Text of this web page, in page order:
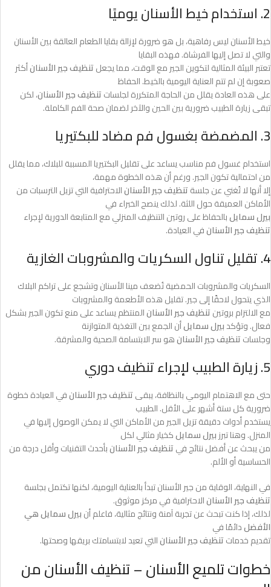
2. استخدام خيط الأسنان يوميًا
خيط الأسنان ليس رفاهية، بل هو ضرورة لإزالة بقايا الطعام العالقة بين الأسنان
والتي لا تصل إليها الفرشاة. فهذه البقايا
تعتبر البيئة المثالية لتكوين الجير مع الوقت، مما يجعلتنظيف جير الأسنانأكثر
صعوبة إن لم تتم العناية اليومية بالخيط. الحفاظ
على هذه العادة يقلل من الحاجة المتكررة لجلساتتنظيف جير الأسنان، لكن
تبقى زيارة الطبيب ضرورية بين الحين والآخر لضمان صحة الفم الكاملة.
3. المضمضة بغسول فم مضاد للبكتيريا
استخدام غسول فم مناسب يساعد على تقليل البكتيريا المسببة للبلاك، مما يقلل
من احتمالية تكون الجير. ورغم أن هذه الخطوة مهمة،
إلا أنها لا تُغني عن جلسةتنظيف جير الأسنانالاحترافية التي تزيل الترسبات من
الأماكن العميقة حول اللثة. لذلك ينصح الخبراء في
بيرل سمايلبالحفاظ على روتين التنظيف المنزلي مع المتابعة الدورية لإجراء
تنظيف جير الأسنانفي العيادة.
4. تقليل تناول السكريات والمشروبات الغازية
السكريات والمشروبات الحمضية تُضعف مينا الأسنان وتشجع على تراكم البلاك
الذي يتحول لاحقًا إلى جير. تقليل هذه الأطعمة والمشروبات
مع الالتزام بروتينتنظيف جير الأسنانالمنتظم يساعد على منع تكون الجير بشكل
فعال. وتؤكدبيرل سمايلأن الجمع بين التغذية المتوازنة
وجلساتتنظيف جير الأسنانهو سر الابتسامة الصحية والمشرقة.
5. زيارة الطبيب لإجراء تنظيف دوري
حتى مع الاهتمام اليومي بالنظافة، يبقىتنظيف جير الأسنانفي العيادة خطوة
ضرورية كل ستة أشهر على الأقل. الطبيب
يستخدم أدوات دقيقة تزيل الجير من الأماكن التي لا يمكن الوصول إليها في
المنزل. وهنا تبرزبيرل سمايلكخيار مثالي لكل
من يبحث عن أفضل نتائج فيتنظيف جير الأسنانبأحدث التقنيات وأقل درجة من
الحساسية أو الألم.
في النهاية، الوقاية من جير الأسنان تبدأ بالعناية اليومية، لكنها تكتمل بجلسة
تنظيف جير الأسنانالاحترافية في مركز موثوق.
لذلك، إذا كنت تبحث عن تجربة آمنة ونتائج مثالية، فاعلم أنبيرل سمايل هي
الأفضلدائمًا في
تقديم خدماتتنظيف جير الأسنانالتي تعيد لابتسامتك بريقها وصحتها.
خطوات تلميع الأسنان – تنظيف الأسنان من